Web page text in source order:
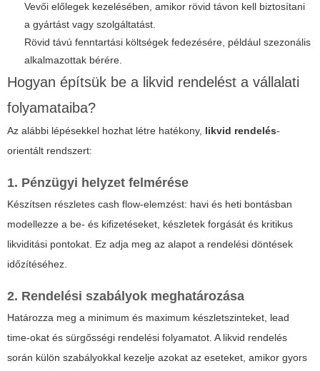
Vevői előlegek kezelésében, amikor rövid távon kell biztosítani
a gyártást vagy szolgáltatást.
Rövid távú fenntartási költségek fedezésére, például szezonális
alkalmazottak bérére.
Hogyan építsük be a likvid rendelést a vállalati
folyamataiba?
Az alábbi lépésekkel hozhat létre hatékony, likvid rendelés-
orientált rendszert:
1. Pénzügyi helyzet felmérése
Készítsen részletes cash flow-elemzést: havi és heti bontásban
modellezze a be- és kifizetéseket, készletek forgását és kritikus
likviditási pontokat. Ez adja meg az alapot a rendelési döntések
időzítéséhez.
2. Rendelési szabályok meghatározása
Határozza meg a minimum és maximum készletszinteket, lead
time-okat és sürgősségi rendelési folyamatot. Alikvid rendelés
során külön szabályokkal kezelje azokat az eseteket, amikor gyors